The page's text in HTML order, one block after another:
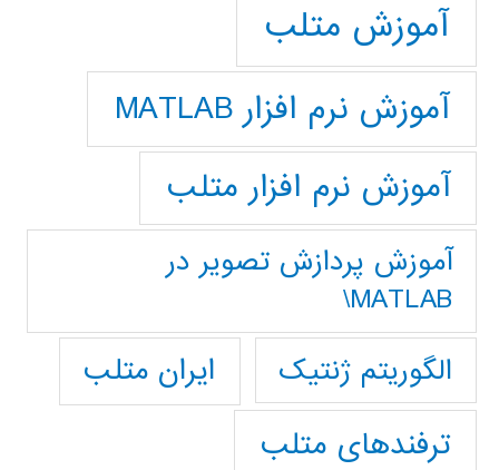
آموزش متلب
آموزش نرم افزار MATLAB
آموزش نرم افزار متلب
آموزش پردازش تصوير در
MATLAB\
الگوریتم ژنتیک
ایران متلب
ترفندهای متلب